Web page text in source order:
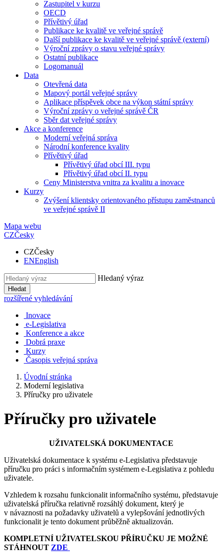
Zastupitel v kurzu
OECD
Přívětivý úřad
Publikace ke kvalitě ve veřejné správě
Další publikace ke kvalitě ve veřejné správě (externí)
Výroční zprávy o stavu veřejné správy
Ostatní publikace
Logomanuál
Data
Otevřená data
Mapový portál veřejné správy
Aplikace příspěvek obce na výkon státní správy
Výroční zprávy o veřejné správě ČR
Sběr dat veřejné správy
Akce a konference
Moderní veřejná správa
Národní konference kvality
Přívětivý úřad
Přívětivý úřad obcí III. typu
Přívětivý úřad obcí II. typu
Ceny Ministerstva vnitra za kvalitu a inovace
Kurzy
Zvýšení klientsky orientovaného přístupu zaměstnanců
ve veřejné správě II
Mapa webu
CZČesky
CZČesky
ENEnglish
Hledaný výraz
Hledat
rozšířené vyhledávání
Inovace
e-Legislativa
Konference a akce
Dobrá praxe
Kurzy
Časopis veřejná správa
Úvodní stránka
Moderní legislativa
Příručky pro uživatele
Příručky pro uživatele
UŽIVATELSKÁ DOKUMENTACE
Uživatelská dokumentace k systému e-Legislativa představuje
příručku pro práci s informačním systémem e-Legislativa z pohledu
uživatele.
Vzhledem k rozsahu funkcionalit informačního systému, představuje
uživatelská příručka relativně rozsáhlý dokument, který je
v návaznosti na požadavky uživatelů a vylepšování jednotlivých
funkcionalit je tento dokument průběžně aktualizován.
KOMPLETNÍ UŽIVATELSKOU PŘÍRUČKU JE MOŽNÉ
STÁHNOUT ZDE